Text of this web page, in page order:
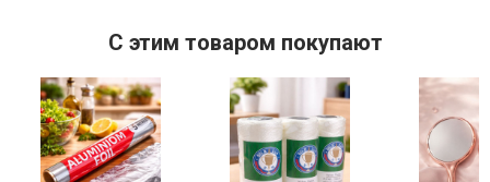
C этим товаром покупают